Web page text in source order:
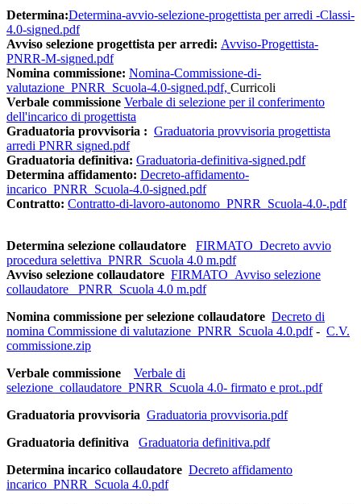
Determina:Determina-avvio-selezione-progettista per arredi -Classi-
4.0-signed.pdf
Avviso selezione progettista per arredi: Avviso-Progettista-
PNRR-M-signed.pdf
Nomina commissione: Nomina-Commissione-di-
valutazione_PNRR_Scuola-4.0-signed.pdf, Curricoli
Verbale commissione Verbale di selezione per il conferimento
dell'incarico di progettista
Graduatoria provvisoria : Graduatoria provvisoria progettista
arredi PNRR signed.pdf
Graduatoria definitiva: Graduatoria-definitiva-signed.pdf
Determina affidamento: Decreto-affidamento-
incarico_PNRR_Scuola-4.0-signed.pdf
Contratto: Contratto-di-lavoro-autonomo_PNRR_Scuola-4.0-.pdf
Determina selezione collaudatore
FIRMATO_Decreto avvio
procedura selettiva_PNRR_Scuola 4.0 m.pdf
Avviso selezione collaudatore FIRMATO_Avviso selezione
collaudatore _PNRR_Scuola 4.0 m.pdf
Nomina commissione per selezione collaudatore Decreto di
nomina Commissione di valutazione_PNRR_Scuola 4.0.pdf- C.V.
commissione.zip
Verbale commissione
Verbale di
selezione_collaudatore_PNRR_Scuola 4.0- firmato e prot..pdf
Graduatoria provvisoria Graduatoria provvisoria.pdf
Graduatoria definitiva
Graduatoria definitiva.pdf
Determina incarico collaudatore Decreto affidamento
incarico_PNRR_Scuola 4.0.pdf